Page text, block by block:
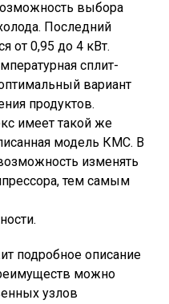
выбора
Последний
от 0,95 до 4 кВт.
сплит-
вариант
продуктов.
имеет такой же
модель КМС. В
изменять
тем самым
подробное описание
можно
узлов